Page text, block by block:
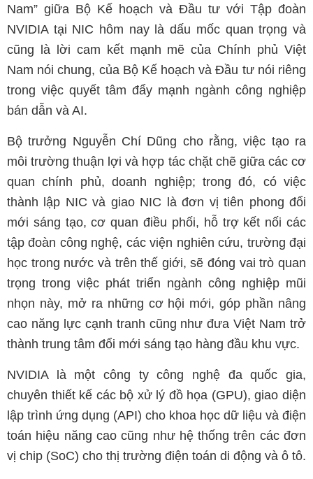
Nam” giữa Bộ Kế hoạch và Đầu tư với Tập đoàn
NVIDIA tại NIC hôm nay là dấu mốc quan trọng và
cũng là lời cam kết mạnh mẽ của Chính phủ Việt
Nam nói chung, của Bộ Kế hoạch và Đầu tư nói riêng
trong việc quyết tâm đẩy mạnh ngành công nghiệp
bán dẫn và AI.
Bộ trưởng Nguyễn Chí Dũng cho rằng, việc tạo ra
môi trường thuận lợi và hợp tác chặt chẽ giữa các cơ
quan chính phủ, doanh nghiệp; trong đó, có việc
thành lập NIC và giao NIC là đơn vị tiên phong đổi
mới sáng tạo, cơ quan điều phối, hỗ trợ kết nối các
tập đoàn công nghệ, các viện nghiên cứu, trường đại
học trong nước và trên thế giới, sẽ đóng vai trò quan
trọng trong việc phát triển ngành công nghiệp mũi
nhọn này, mở ra những cơ hội mới, góp phần nâng
cao năng lực cạnh tranh cũng như đưa Việt Nam trở
thành trung tâm đổi mới sáng tạo hàng đầu khu vực.
NVIDIA là một công ty công nghệ đa quốc gia,
chuyên thiết kế các bộ xử lý đồ họa (GPU), giao diện
lập trình ứng dụng (API) cho khoa học dữ liệu và điện
toán hiệu năng cao cũng như hệ thống trên các đơn
vị chip (SoC) cho thị trường điện toán di động và ô tô.